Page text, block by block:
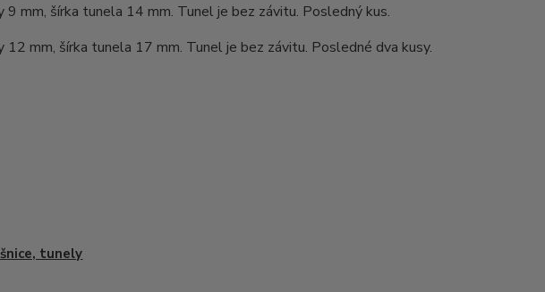
9 mm, šírka tunela 14 mm. Tunel je bez závitu. Posledný kus.
12 mm, šírka tunela 17 mm. Tunel je bez závitu. Posledné dva kusy.
tunely